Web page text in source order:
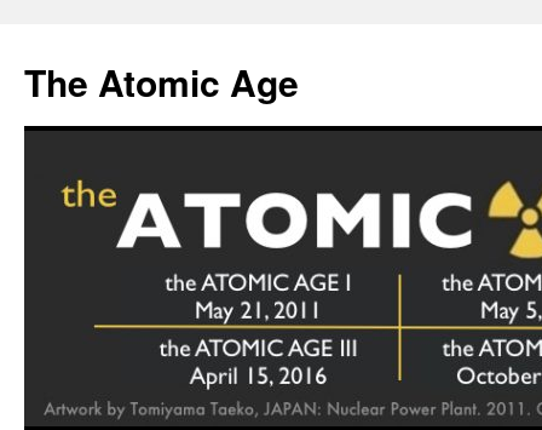
content
The Atomic Age